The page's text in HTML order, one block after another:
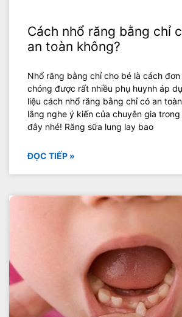
Cách nhổ răng bằng chỉ
an toàn không?
Nhổ răng bằng chỉ cho bé là cách
chóng được rất nhiều phụ huynh áp
liệu cách nhổ răng bằng chỉ có an
lắng nghe ý kiến của chuyên gia
đây nhé! Răng sữa lung lay bao
ĐỌC TIẾP »